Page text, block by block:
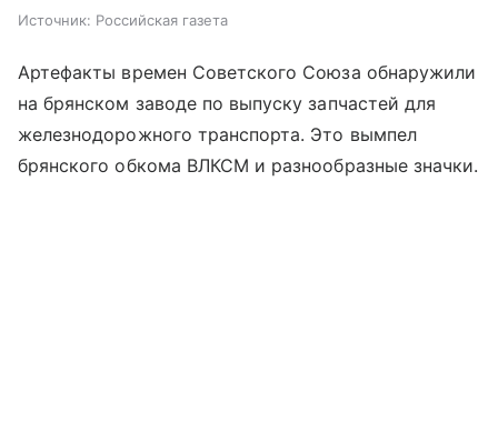
Источник: Российская газета
Артефакты времен Советского Союза обнаружили
на брянском заводе по выпуску запчастей для
железнодорожного транспорта. Это вымпел
брянского обкома ВЛКСМ и разнообразные значки.